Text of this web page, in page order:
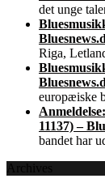
det unge
Riga,
europæiske
11137) –
bandet har
Archives